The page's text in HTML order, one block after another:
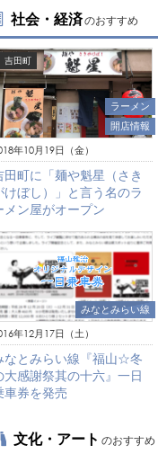
社会・経済のおすすめ
吉田町
ラーメン
開店情報
年10月19日（金）
田町に「麺や魁星（さき
けぼし）」と言う名のラ
メン屋がオープン
みなとみらい線
年12月17日（土）
なとみらい線『福山☆冬
大感謝祭其の十六』一日
車券を発売
文化・アート のおすすめ